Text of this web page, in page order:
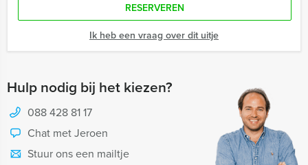
RESERVEREN
Ik heb een vraag over dit uitje
Hulp nodig bij het kiezen?
088 428 81 17
Chat met Jeroen
Stuur ons een mailtje